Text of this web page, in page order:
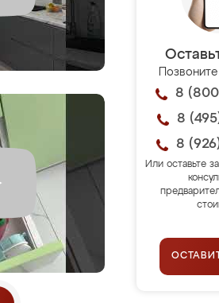
8
8
8
Или оставьте